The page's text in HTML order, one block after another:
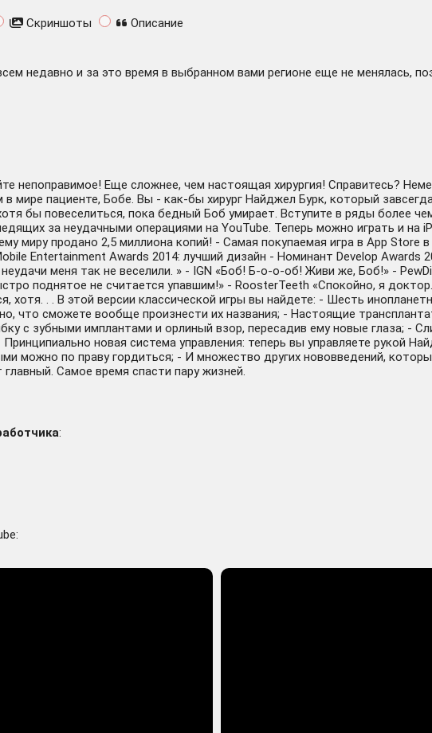
Скриншоты Описание
недавно и за это время в выбранном вами регионе еще не менялась,
непоправимое! Еще сложнее, чем настоящая хирургия! Справитесь?
мире пациенте, Бобе. Вы - как-бы хирург Найджел Бурк, который
бы повеселиться, пока бедный Боб умирает. Вступите в ряды более
за неудачными операциями на YouTube. Теперь можно играть и
миру продано 2,5 миллиона копий! - Самая покупаемая игра в App Store
Entertainment Awards 2014: лучший дизайн - Номинант Develop Awards
меня так не веселили. » - IGN «Боб! Б-о-о-об! Живи же, Боб!» -
поднятое не считается упавшим!» - RoosterTeeth «Спокойно, я
хотя. . . В этой версии классической игры вы найдете: - Шесть
что сможете вообще произнести их названия; - Настоящие
с зубными имплантами и орлиный взор, пересадив ему новые глаза; -
новая система управления: теперь вы управляете рукой
можно по праву гордиться; - И множество других нововведений,
Самое время спасти пару жизней.
: